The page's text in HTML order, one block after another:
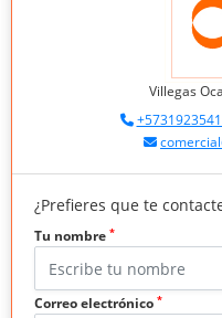
Villegas
¿Prefieres que te
Tu nombre *
Correo electrónico *